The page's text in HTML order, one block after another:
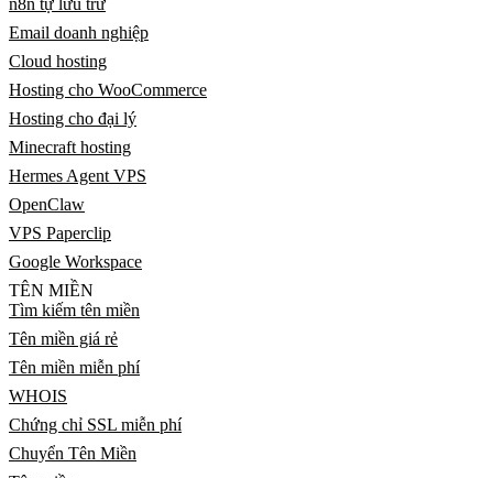
n8n tự lưu trữ
Email doanh nghiệp
Cloud hosting
Hosting cho WooCommerce
Hosting cho đại lý
Minecraft hosting
Hermes Agent VPS
OpenClaw
VPS Paperclip
Google Workspace
TÊN MIỀN
Tìm kiếm tên miền
Tên miền giá rẻ
Tên miền miễn phí
WHOIS
Chứng chỉ SSL miễn phí
Chuyển Tên Miền